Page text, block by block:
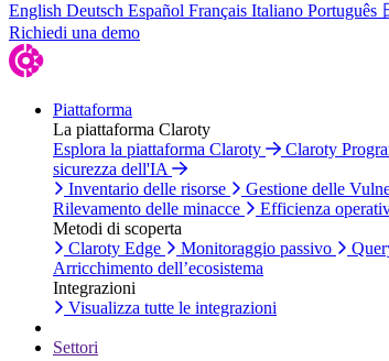
English Deutsch Español Français Italiano Português
Richiedi una demo
Piattaforma
La piattaforma Claroty
Esplora la piattaforma Claroty
Claroty
sicurezza dell'IA
Inventario delle risorse
Gestione delle
Rilevamento delle minacce
Efficienza
Metodi di scoperta
Claroty Edge
Monitoraggio passivo
Arricchimento dell’ecosistema
Integrazioni
Visualizza tutte le integrazioni
Settori